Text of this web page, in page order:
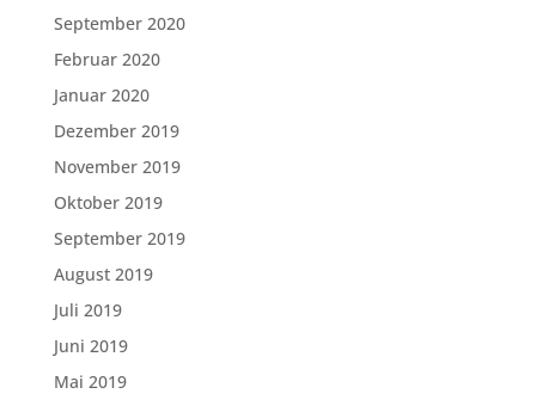
September 2020
Februar 2020
Januar 2020
Dezember 2019
November 2019
Oktober 2019
September 2019
August 2019
Juli 2019
Juni 2019
Mai 2019